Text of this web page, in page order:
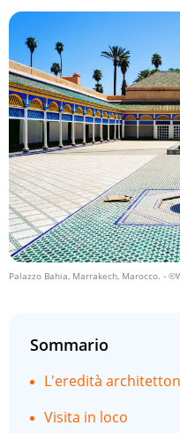
Palazzo Bahia, Marrakech, Marocco. -
Sommario
L'eredità
Visita in loco